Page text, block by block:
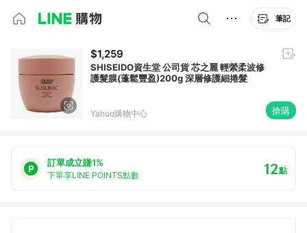
筆記
$1,259
SHISEIDO資生堂 公司貨 芯之麗 輕縈柔波修
護髮膜(蓬鬆豐盈)200g 深層修護細捲髮
Yahoo購物中心 搶購
訂單成立賺1%
下單享LINE POINTS點數 12點